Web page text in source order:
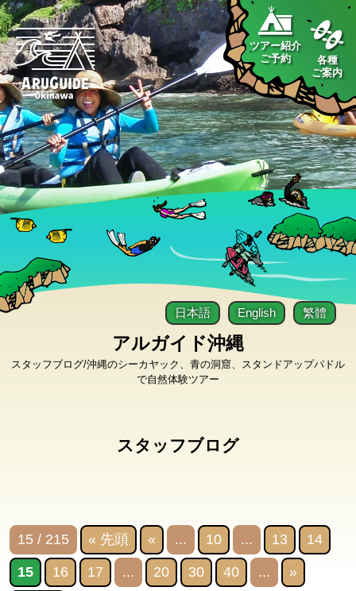
ツアー紹介
ご予約
各種
ご案内
アルガイド沖縄
スタッフブログ/沖縄のシーカヤック、青の洞窟、スタンドアップパドル
で自然体験ツアー
日本語 English 繁體
スタッフブログ
15 / 215 « 先頭 « ... 10 ... 13 14
15 16 17 ... 20 30 40 ... »